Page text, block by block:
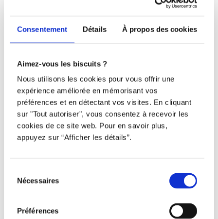
Consentement Détails À propos des cookies
Aimez-vous les biscuits ?
Nous utilisons les cookies pour vous offrir une
expérience améliorée en mémorisant vos
préférences et en détectant vos visites. En cliquant
sur "Tout autoriser", vous consentez à recevoir les
cookies de ce site web. Pour en savoir plus,
appuyez sur “Afficher les détails”.
Nécessaires
Préférences
Email
info@djob.co
Liens utiles
S’inscrire
À propos
Restez à l’affût !